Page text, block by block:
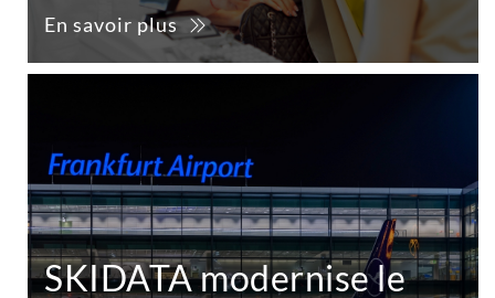
En savoir plus
SKIDATA modernise le